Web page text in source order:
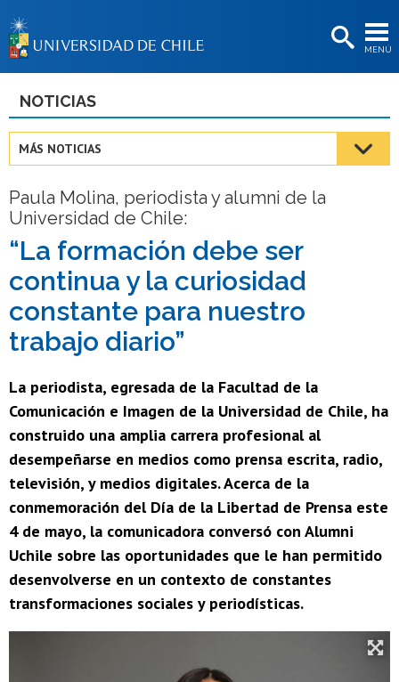
MENÚ
BIBLIOTECAS
Estudiantes
Académicas/os
Funcionarias/os
Egresadas/os
NOTICIAS
MÁS NOTICIAS
Paula Molina, periodista y alumni de la
Universidad de Chile:
“La formación debe ser
continua y la curiosidad
constante para nuestro
trabajo diario”
La periodista, egresada de la Facultad de la
Comunicación e Imagen de la Universidad de Chile, ha
construido una amplia carrera profesional al
desempeñarse en medios como prensa escrita, radio,
televisión, y medios digitales. Acerca de la
conmemoración del Día de la Libertad de Prensa este
4 de mayo, la comunicadora conversó con Alumni
Uchile sobre las oportunidades que le han permitido
desenvolverse en un contexto de constantes
transformaciones sociales y periodísticas.